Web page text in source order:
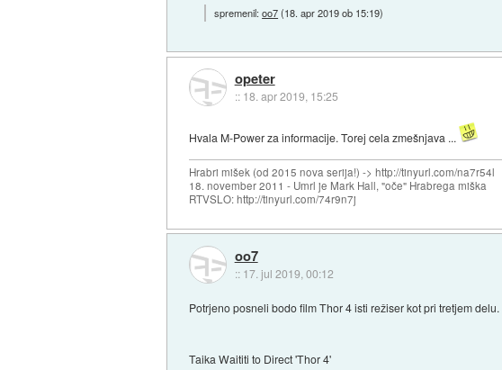
spremenil:oo7(18. apr 2019 ob 15:19)
opeter
:: 18. apr 2019, 15:25
Hvala M-Power za informacije. Torej cela zmešnjava ...
Hrabri mišek (od 2015 nova serija!) -> http://tinyurl.com/na7r54l
18. november 2011 - Umrl je Mark Hall, "oče" Hrabrega miška
RTVSLO: http://tinyurl.com/74r9n7j
oo7
:: 17. jul 2019, 00:12
Potrjeno posneli bodo film Thor 4 isti režiser kot pri tretjem delu.
Taika Waititi to Direct 'Thor 4'